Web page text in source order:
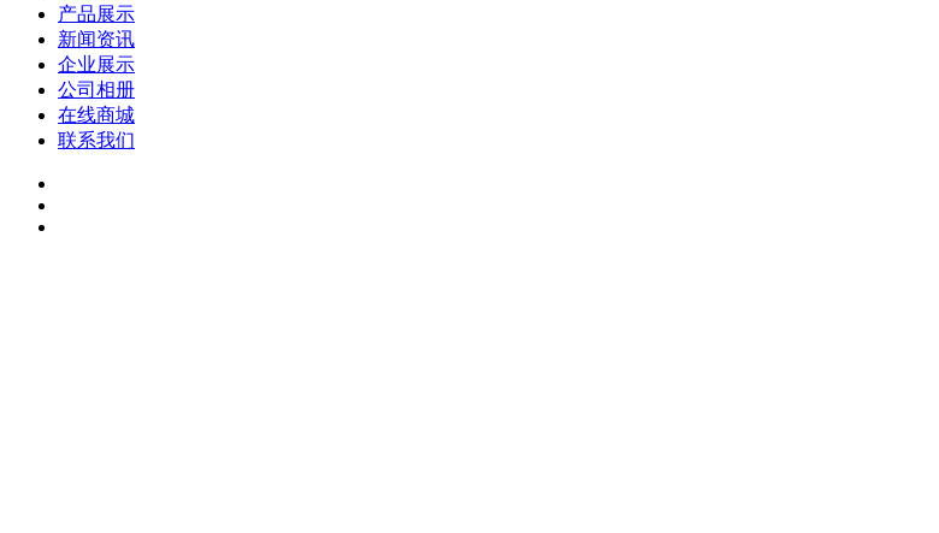
产品展示
新闻资讯
企业展示
公司相册
在线商城
联系我们